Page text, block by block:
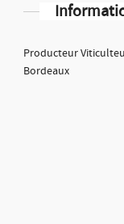
Producteur
Bordeaux